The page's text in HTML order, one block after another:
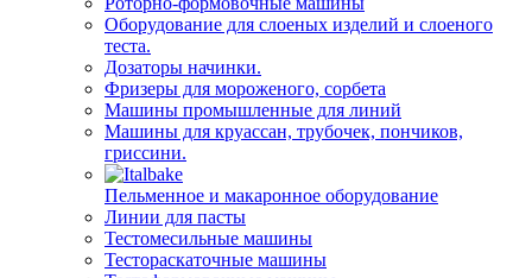
Оборудование для слоеных изделий и слоеного
теста.
Дозаторы начинки.
Фризеры для мороженого, сорбета
Машины промышленные для линий
Машины для круассан, трубочек, пончиков,
гриссини.
Пельменное и макаронное оборудование
Линии для пасты
Тестомесильные машины
Тестораскаточные машины